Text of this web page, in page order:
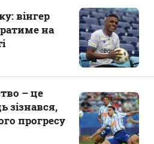
вінгер
на
– це
зізнався,
прогресу